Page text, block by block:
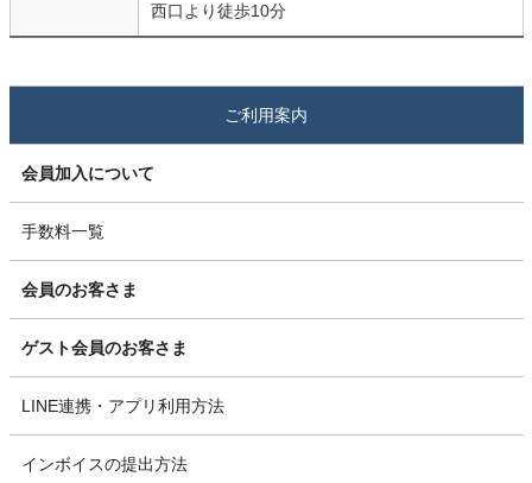
西口より徒歩10分
ご利用案内
会員加入について
手数料一覧
会員のお客さま
ゲスト会員のお客さま
LINE連携・アプリ利用方法
インボイスの提出方法